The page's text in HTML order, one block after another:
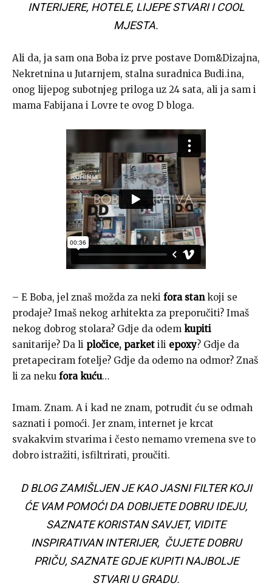
INTERIJERE, HOTELE, LIJEPE STVARI I COOL
MJESTA.
Ali da, ja sam ona Boba iz prve postave Dom&Dizajna,
Nekretnina u Jutarnjem, stalna suradnica Budi.ina,
onog lijepog subotnjeg priloga uz 24 sata, ali ja sam i
mama Fabijana i Lovre te ovog D bloga.
– E Boba, jel znaš možda za neki fora stankoji se
prodaje? Imaš nekog arhitekta za preporučiti? Imaš
nekog dobrog stolara? Gdje da odem kupiti
sanitarije? Da li pločice, parket ili epoxy? Gdje da
pretapeciram fotelje? Gdje da odemo na odmor? Znaš
li za neku fora kuću…
Imam. Znam. A i kad ne znam, potrudit ću se odmah
saznati i pomoći. Jer znam, internet je krcat
svakakvim stvarima i često nemamo vremena sve to
dobro istražiti, isfiltrirati, proučiti.
D BLOG ZAMIŠLJEN JE KAO JASNI FILTER KOJI
ĆE VAM POMOĆI DA DOBIJETE DOBRU IDEJU,
SAZNATE KORISTAN SAVJET, VIDITE
INSPIRATIVAN INTERIJER, ČUJETE DOBRU
PRIČU, SAZNATE GDJE KUPITI NAJBOLJE
STVARI U GRADU.